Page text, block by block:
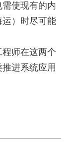
使现有的内
）时尽可能
师在这两个
进系统应用